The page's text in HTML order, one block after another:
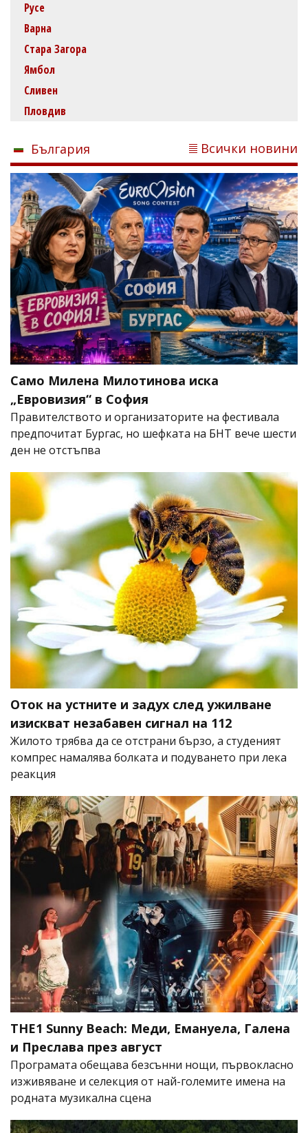
Русе
Варна
Стара Загора
Ямбол
Сливен
Пловдив
България Всички новини
Само Милена Милотинова иска
„Евровизия“ в София
Правителството и организаторите на фестивала
предпочитат Бургас, но шефката на БНТ вече шести
ден не отстъпва
Оток на устните и задух след ужилване
изискват незабавен сигнал на 112
Жилото трябва да се отстрани бързо, а студеният
компрес намалява болката и подуването при лека
реакция
THE1 Sunny Beach: Меди, Емануела, Галена
и Преслава през август
Програмата обещава безсънни нощи, първокласно
изживяване и селекция от най-големите имена на
родната музикална сцена